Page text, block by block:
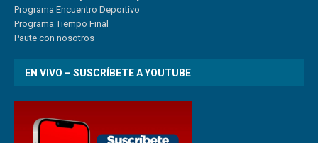
Programa Encuentro Deportivo
Programa Tiempo Final
Paute con nosotros
EN VIVO – SUSCRÍBETE A YOUTUBE